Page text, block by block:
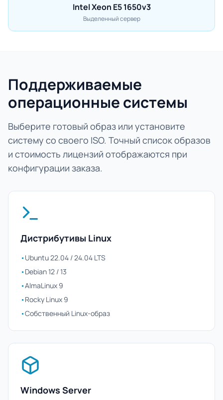
Intel Xeon E5 1650v3
Выделенный сервер
Поддерживаемые
операционные системы
Выберите готовый образ или установите
систему со своего ISO. Точный список образов
и стоимость лицензий отображаются при
конфигурации заказа.
Дистрибутивы Linux
•Ubuntu 22.04 / 24.04 LTS
•Debian 12 / 13
•AlmaLinux 9
•Rocky Linux 9
•Собственный Linux-образ
Windows Server